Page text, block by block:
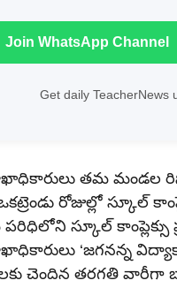
Join WhatsApp Channel
Get daily TeacherNews
తమ మండల
రోజుల్లో స్కూల్
స్కూల్
‘జగనన్న
చెందిన తరగతి వారీగా